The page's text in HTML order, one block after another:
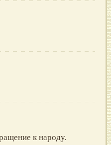
к народу.